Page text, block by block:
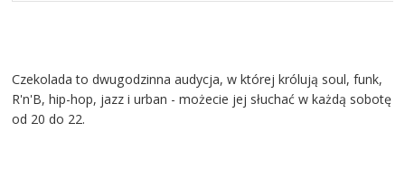
Czekolada to dwugodzinna audycja, w której królują soul, funk,
R'n'B, hip-hop, jazz i urban - możecie jej słuchać w każdą sobotę
od 20 do 22.